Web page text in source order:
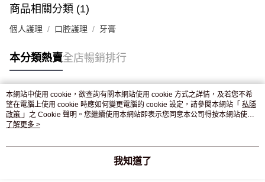
付款後門市自取，訂單確認後2-4個工作天到店，7天內取。逾期後
商品相關分類 (1)
個人護理 口腔護理 牙膏
本分類熱賣全店暢銷排行
熱門標籤
熱銷排行
本網站中使用 cookie，欲查詢有關本網站使用 cookie 方式之詳情，及若您不希
望在電腦上使用 cookie 時應如何變更電腦的 cookie 設定，請參閱本網站「 私隱
政策 」之 Cookie 聲明。您繼續使用本網站即表示您同意本公司得按本網站使用
條款之 Cookie 聲明使用 cookie。
了解更多 >
我知道了